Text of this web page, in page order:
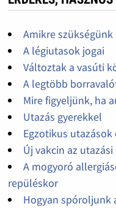
Amikre
A légiutasok jogai
Változtak a vasúti
A legtöbb
Mire figyeljünk, ha
Utazás gyerekkel
Egzotikus
Új vakcin az
A mogyoró
repüléskor
Hogyan spóroljunk